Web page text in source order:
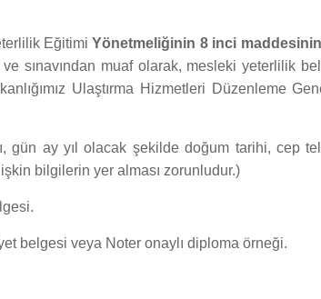
EğitimiYönetmeliğinin 8 inci
sınavından muaf olarak, mesleki yeterlilik
Ulaştırma Hizmetleri Düzenleme
gün ay yıl olacak şekilde doğum tarihi, cep
bilgilerin yer alması zorunludur.)
belgesi veya Noter onaylı diploma örneği.